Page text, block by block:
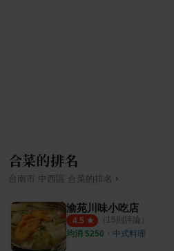
合菜的排名
台南市 中西區 合菜 的排名 ›
渝苑川味小吃店
4.5 （ 15則評論）
均消 $250 ・ 中式料理